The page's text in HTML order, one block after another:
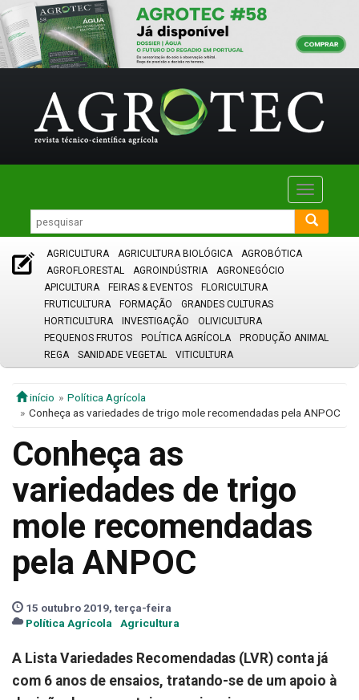
Toggle
AGRICULTURA AGRICULTURA BIOLÓGICA
AGROBÓTICA
AGROFLORESTAL
AGROINDÚSTRIA
AGRONEGÓCIO
APICULTURA
FEIRAS & EVENTOS
FLORICULTURA
FRUTICULTURA
FORMAÇÃO
GRANDES CULTURAS
HORTICULTURA
INVESTIGAÇÃO
OLIVICULTURA
PEQUENOS FRUTOS
POLÍTICA AGRÍCOLA
PRODUÇÃO ANIMAL
REGA
SANIDADE VEGETAL VITICULTURA
início
Política Agrícola
Conheça as variedades de trigo mole recomendadas pela ANPOC
Conheça as
variedades de trigo
mole recomendadas
pela ANPOC
15 outubro 2019, terça-feira
Política Agrícola
Agricultura
A Lista Variedades Recomendadas (LVR) conta já
com 6 anos de ensaios, tratando-se de um apoio à